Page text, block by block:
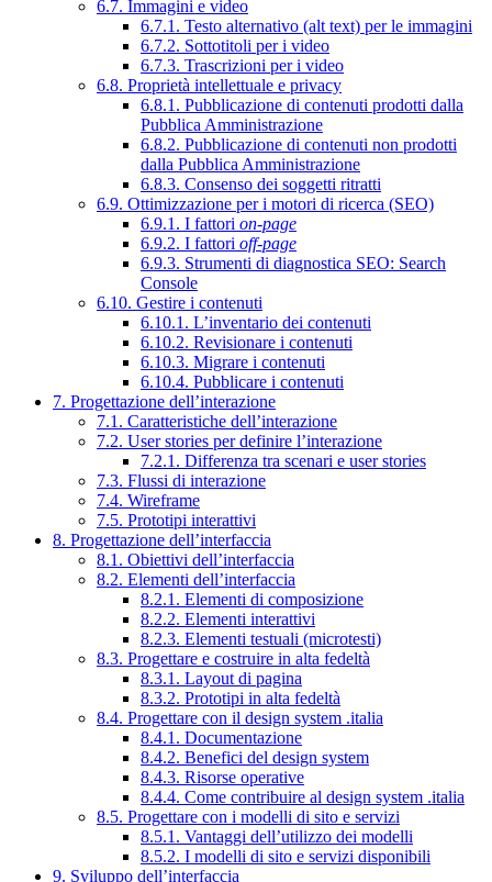
6.7. Immagini e video
6.7.1. Testo alternativo (alt text) per le immagini
6.7.2. Sottotitoli per i video
6.7.3. Trascrizioni per i video
6.8. Proprietà intellettuale e privacy
6.8.1. Pubblicazione di contenuti prodotti dalla
Pubblica Amministrazione
6.8.2. Pubblicazione di contenuti non prodotti
dalla Pubblica Amministrazione
6.8.3. Consenso dei soggetti ritratti
6.9. Ottimizzazione per i motori di ricerca (SEO)
6.9.1. I fattori on-page
6.9.2. I fattori off-page
6.9.3. Strumenti di diagnostica SEO: Search
Console
6.10. Gestire i contenuti
6.10.1. L’inventario dei contenuti
6.10.2. Revisionare i contenuti
6.10.3. Migrare i contenuti
6.10.4. Pubblicare i contenuti
7. Progettazione dell’interazione
7.1. Caratteristiche dell’interazione
7.2. User stories per definire l’interazione
7.2.1. Differenza tra scenari e user stories
7.3. Flussi di interazione
7.4. Wireframe
7.5. Prototipi interattivi
8. Progettazione dell’interfaccia
8.1. Obiettivi dell’interfaccia
8.2. Elementi dell’interfaccia
8.2.1. Elementi di composizione
8.2.2. Elementi interattivi
8.2.3. Elementi testuali (microtesti)
8.3. Progettare e costruire in alta fedeltà
8.3.1. Layout di pagina
8.3.2. Prototipi in alta fedeltà
8.4. Progettare con il design system .italia
8.4.1. Documentazione
8.4.2. Benefici del design system
8.4.3. Risorse operative
8.4.4. Come contribuire al design system .italia
8.5. Progettare con i modelli di sito e servizi
8.5.1. Vantaggi dell’utilizzo dei modelli
8.5.2. I modelli di sito e servizi disponibili
9. Sviluppo dell’interfaccia